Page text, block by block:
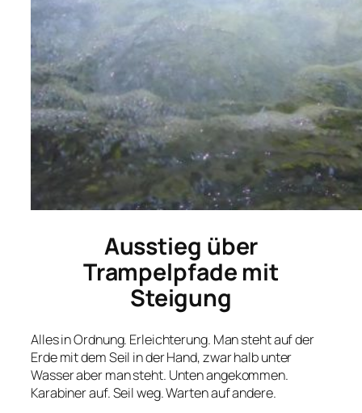
Ausstieg über
Trampelpfade mit
Steigung
Alles in Ordnung. Erleichterung. Man steht auf der
Erde mit dem Seil in der Hand, zwar halb unter
Wasser aber man steht. Unten angekommen.
Karabiner auf. Seil weg. Warten auf andere.